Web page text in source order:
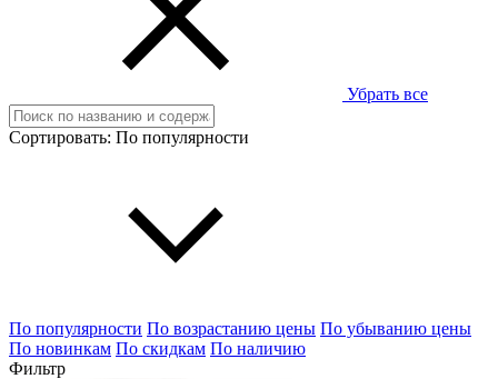
Убрать все
Сортировать: По популярности
По популярности По возрастанию цены По убыванию цены
По новинкам По скидкам По наличию
Фильтр